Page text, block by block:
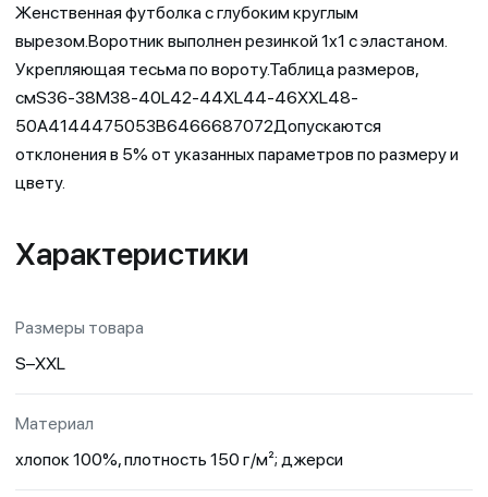
Женственная футболка с глубоким круглым
вырезом.Воротник выполнен резинкой 1х1 с эластаном.
Укрепляющая тесьма по вороту.Таблица размеров,
смS36-38M38-40L42-44XL44-46XXL48-
50A4144475053B6466687072Допускаются
отклонения в 5% от указанных параметров по размеру и
цвету.
Характеристики
Размеры товара
S–XXL
Материал
хлопок 100%, плотность 150 г/м²; джерси